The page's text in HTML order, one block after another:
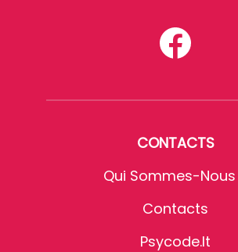
CONTACTS
Qui Sommes-Nous
Contacts
Psycode.it